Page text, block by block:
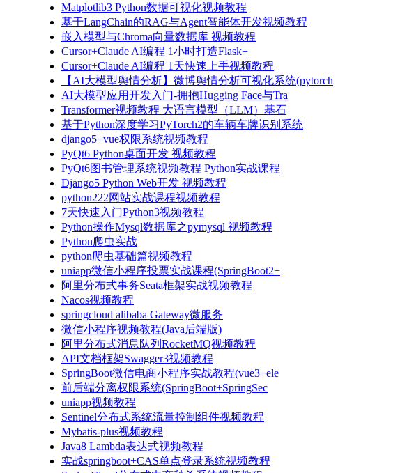
Matplotlib3 Python数据可视化视频教程
基于LangChain的RAG与Agent智能体开发视频教程
嵌入模型与Chroma向量数据库 视频教程
Cursor+Claude AI编程 1小时打造Flask+
Cursor+Claude AI编程 1天快速上手视频教程
【AI大模型舆情分析】微博舆情分析可视化系统(pytorch
AI大模型应用开发入门-拥抱Hugging Face与Tra
Transformer视频教程 大语言模型（LLM）基石
基于Python深度学习PyTorch2的车辆车牌识别系统
django5+vue权限系统视频教程
PyQt6 Python桌面开发 视频教程
PyQt6图书管理系统视频教程 Python实战课程
Django5 Python Web开发 视频教程
python222网站实战课程视频教程
7天快速入门Python3视频教程
Python操作Mysql数据库之pymysql 视频教程
Python爬虫实战
python爬虫基础篇视频教程
uniapp微信小程序投票实战课程(SpringBoot2+
阿里分布式事务Seata框架实战视频教程
Nacos视频教程
springcloud alibaba Gateway微服务
微信小程序视频教程(Java后端版)
阿里分布式消息队列RocketMQ视频教程
API文档框架Swagger3视频教程
SpringBoot微信电商小程序实战教程(vue3+ele
前后端分离权限系统(SpringBoot+SpringSec
uniapp视频教程
Sentinel分布式系统流量控制组件视频教程
Mybatis-plus视频教程
Java8 Lambda表达式视频教程
实战springboot+CAS单点登录系统视频教程